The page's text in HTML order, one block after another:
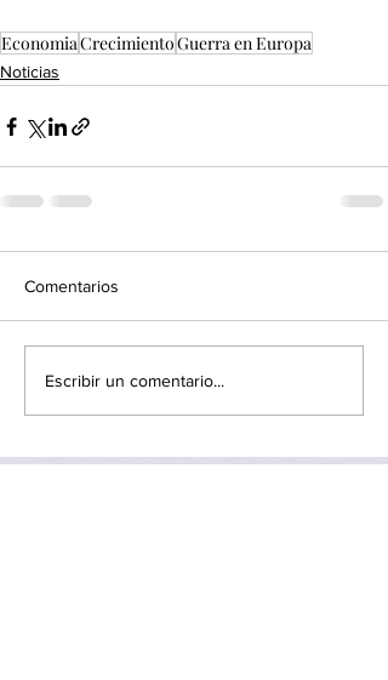
EconomiaCrecimientoGuerra en Europa
Noticias
Comentarios
Escribir un comentario...